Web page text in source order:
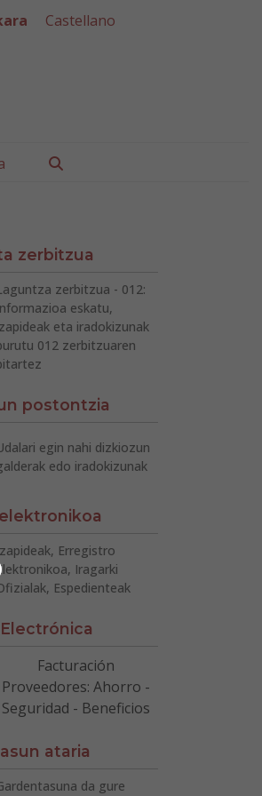
Castellano
zerbitzua
zerbitzua - 012:
eskatu,
eta iradokizunak
012 zerbitzuaren
postontzia
egin nahi dizkiozun
edo iradokizunak
Erregistro
Iragarki
Espedienteak
Facturación
Proveedores: Ahorro -
Seguridad - Beneficios
ataria
da gure